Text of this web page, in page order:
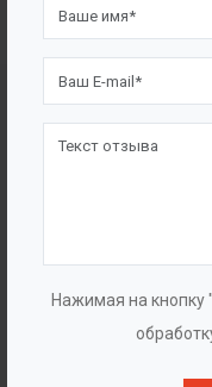
Нажимая на кнопку
Счастливых клиентов